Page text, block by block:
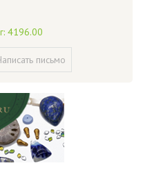
4196.00
письмо